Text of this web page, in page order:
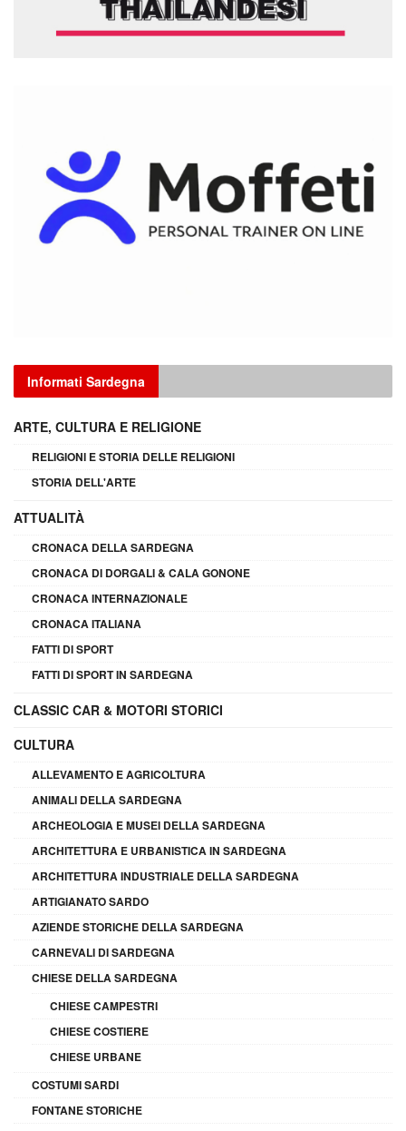
Informati Sardegna
ARTE, CULTURA E RELIGIONE
RELIGIONI E STORIA DELLE RELIGIONI
STORIA DELL'ARTE
ATTUALITÀ
CRONACA DELLA SARDEGNA
CRONACA DI DORGALI & CALA GONONE
CRONACA INTERNAZIONALE
CRONACA ITALIANA
FATTI DI SPORT
FATTI DI SPORT IN SARDEGNA
CLASSIC CAR & MOTORI STORICI
CULTURA
ALLEVAMENTO E AGRICOLTURA
ANIMALI DELLA SARDEGNA
ARCHEOLOGIA E MUSEI DELLA SARDEGNA
ARCHITETTURA E URBANISTICA IN SARDEGNA
ARCHITETTURA INDUSTRIALE DELLA SARDEGNA
ARTIGIANATO SARDO
AZIENDE STORICHE DELLA SARDEGNA
CARNEVALI DI SARDEGNA
CHIESE DELLA SARDEGNA
CHIESE CAMPESTRI
CHIESE COSTIERE
CHIESE URBANE
COSTUMI SARDI
FONTANE STORICHE